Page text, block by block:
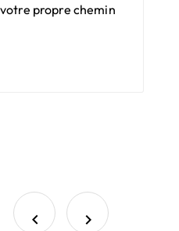
propre chemin
 